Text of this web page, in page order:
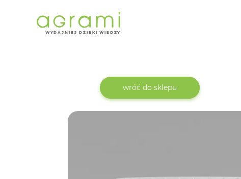
W YD AJNI E J DZIĘKI WIEDZY
wróć do sklepu